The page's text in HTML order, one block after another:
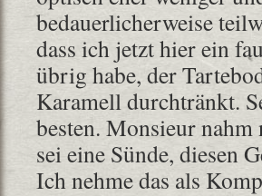
bedauerlicherweise
dass ich jetzt hier ein
übrig habe, der
Karamell durchtränkt.
besten. Monsieur nahm
sei eine Sünde, diesen
Ich nehme das als